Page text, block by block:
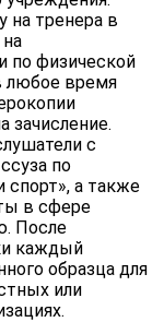
на тренера в
по физической
любое время
зачисление.
с
по
спорт», а также
в сфере
После
каждый
образца для
или